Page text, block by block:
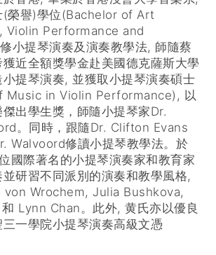
(榮譽)學位(Bachelor of Art
Violin Performance and
小提琴演奏及演奏教學法, 師隨蔡
近全額獎學金赴美國德克薩斯大學
小提琴演奏, 並獲取小提琴演奏碩士
Music in Violin Performance), 以
出學生獎，師隨小提琴家Dr.
。同時，跟隨Dr. Clifton Evans
Walvoord修讀小提琴教學法。於
國際著名的小提琴演奏家和教育家
研習不同派別的演奏和教學風格,
von Wrochem, Julia Bushkova,
Lynn Chan。此外, 黄氏亦以優良
一學院小提琴演奏高級文憑